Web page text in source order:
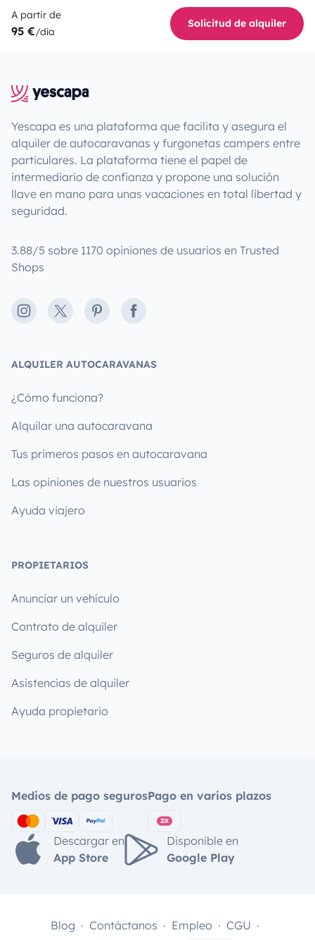
A partir de
95 €/día
Solicitud de alquiler
Yescapa es una plataforma que facilita y asegura el
alquiler de autocaravanas y furgonetas campers entre
particulares. La plataforma tiene el papel de
intermediario de confianza y propone una solución
llave en mano para unas vacaciones en total libertad y
seguridad.
3.88/5 sobre 1170 opiniones de usuarios en Trusted
Shops
Instagram
X PinterestFacebook
ALQUILER AUTOCARAVANAS
¿Cómo funciona?
Alquilar una autocaravana
Tus primeros pasos en autocaravana
Las opiniones de nuestros usuarios
Ayuda viajero
PROPIETARIOS
Anunciar un vehículo
Contrato de alquiler
Seguros de alquiler
Asistencias de alquiler
Ayuda propietario
Medios de pago segurosPago en varios plazos
Descargar en
App Store
Disponible en
Google Play
Blog Contáctanos Empleo CGU